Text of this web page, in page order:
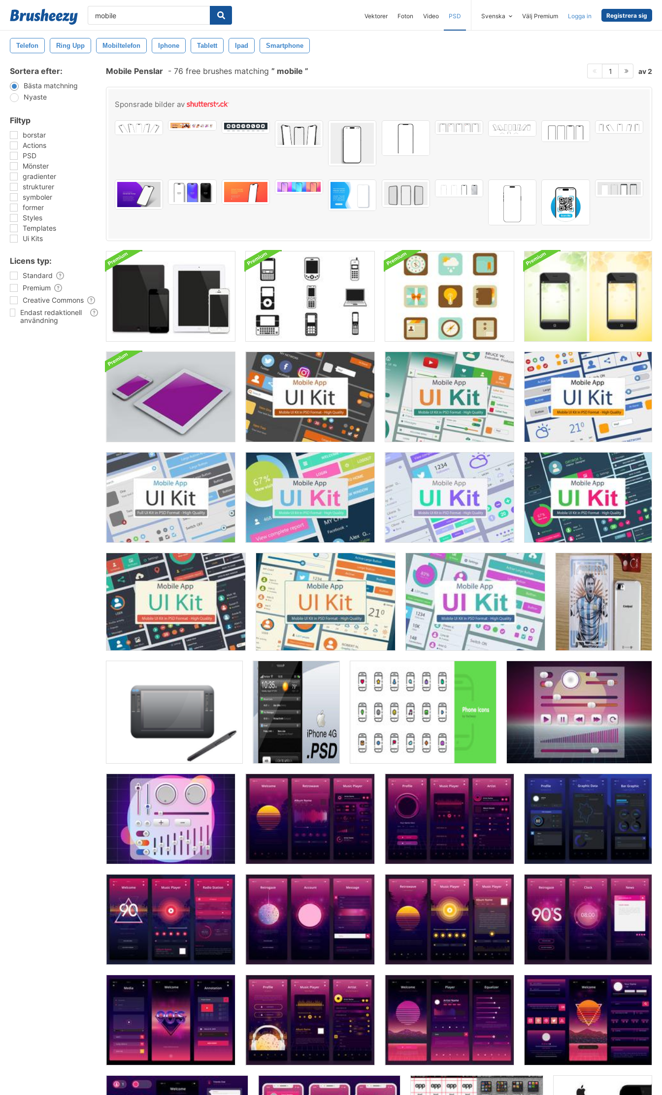
Vektorer Foton Video PSD Svenska Välj Premium Logga in Registrera sig
Telefon Ring Upp Mobiltelefon Iphone Tablett Ipad Smartphone
Sortera efter:
Bästa matchning
Nyaste
Filtyp
borstar
Actions
PSD
Mönster
gradienter
strukturer
symboler
former
Styles
Templates
Ui Kits
Licens typ:
Standard
Premium
Creative Commons
Endast redaktionell
användning
Mobile Penslar - 76 free brushes matching mobile 1 av 2
Sponsrade bilder av